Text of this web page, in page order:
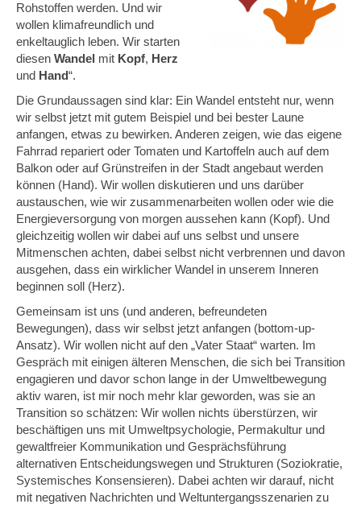
Rohstoffen werden. Und wir
wollen klimafreundlich und
enkeltauglich leben. Wir starten
diesen Wandel mit Kopf, Herz
und Hand“.
Die Grundaussagen sind klar: Ein Wandel entsteht nur, wenn
wir selbst jetzt mit gutem Beispiel und bei bester Laune
anfangen, etwas zu bewirken. Anderen zeigen, wie das eigene
Fahrrad repariert oder Tomaten und Kartoffeln auch auf dem
Balkon oder auf Grünstreifen in der Stadt angebaut werden
können (Hand). Wir wollen diskutieren und uns darüber
austauschen, wie wir zusammenarbeiten wollen oder wie die
Energieversorgung von morgen aussehen kann (Kopf). Und
gleichzeitig wollen wir dabei auf uns selbst und unsere
Mitmenschen achten, dabei selbst nicht verbrennen und davon
ausgehen, dass ein wirklicher Wandel in unserem Inneren
beginnen soll (Herz).
Gemeinsam ist uns (und anderen, befreundeten
Bewegungen), dass wir selbst jetzt anfangen (bottom-up-
Ansatz). Wir wollen nicht auf den „Vater Staat“ warten. Im
Gespräch mit einigen älteren Menschen, die sich bei Transition
engagieren und davor schon lange in der Umweltbewegung
aktiv waren, ist mir noch mehr klar geworden, was sie an
Transition so schätzen: Wir wollen nichts überstürzen, wir
beschäftigen uns mit Umweltpsychologie, Permakultur und
gewaltfreier Kommunikation und Gesprächsführung
alternativen Entscheidungswegen und Strukturen (Soziokratie,
Systemisches Konsensieren). Dabei achten wir darauf, nicht
mit negativen Nachrichten und Weltuntergangsszenarien zu